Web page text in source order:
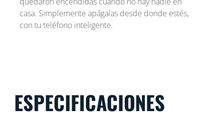
casa. Simplemente apágalas desde donde estés,
con tu teléfono inteligente.
ESPECIFICACIONES